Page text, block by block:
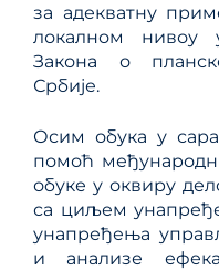
за адекватну
локалном нивоу
Закона о
Србије.
Осим обука у
помоћ
обуке у оквиру
са циљем
унапређења
и анализе